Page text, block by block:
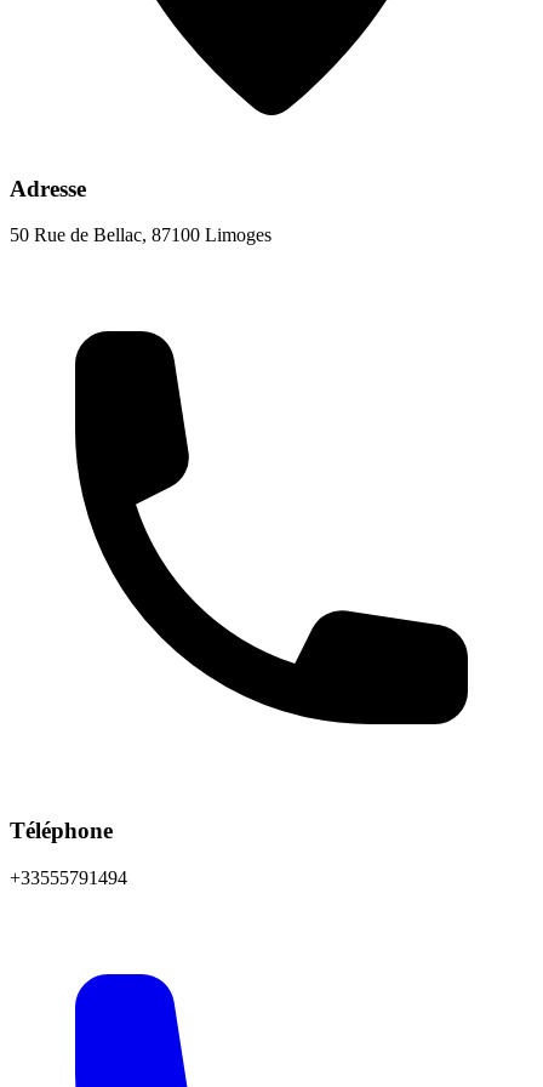
Adresse
50 Rue de Bellac, 87100 Limoges
Téléphone
+33555791494